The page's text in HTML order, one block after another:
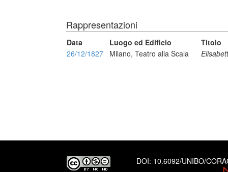
Rappresentazioni
Data Luogo ed Edificio
Titolo
26/12/1827
Milano, Teatro alla Scala
DOI: 10.6092/UNIBO/